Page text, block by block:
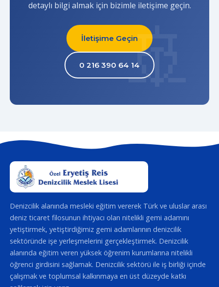
detaylı bilgi almak için bizimle iletişime geçin.
İletişime Geçin
0 216 390 64 14
Denizcilik alanında mesleki eğitim vererek Türk ve uluslar arası
deniz ticaret filosunun ihtiyacı olan nitelikli gemi adamını
yetiştirmek, yetiştirdiğimiz gemi adamlarının denizcilik
sektöründe işe yerleşmelerini gerçekleştirmek. Denizcilik
alanında eğitim veren yüksek öğrenim kurumlarına nitelikli
öğrenci girdisini sağlamak. Denizcilik sektörü ile iş birliği içinde
çalışmak ve toplumsal kalkınmaya en üst düzeyde katkı